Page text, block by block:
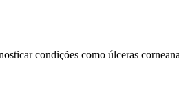
condições como úlceras